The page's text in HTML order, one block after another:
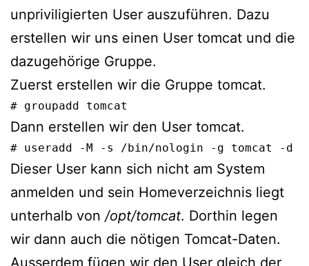
unpriviligierten User auszuführen. Dazu
erstellen wir uns einen User tomcat und die
dazugehörige Gruppe.
Zuerst erstellen wir die Gruppe tomcat.
# groupadd tomcat
Dann erstellen wir den User tomcat.
# useradd -M -s /bin/nologin -g tomcat -d /
Dieser User kann sich nicht am System
anmelden und sein Homeverzeichnis liegt
unterhalb von /opt/tomcat. Dorthin legen
wir dann auch die nötigen Tomcat-Daten.
Ausserdem fügen wir den User gleich der